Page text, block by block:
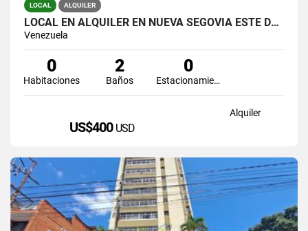
LOCAL ALQUILER
LOCAL EN ALQUILER EN NUEVA SEGOVIA ESTE DE BARQUISIMETO
Venezuela
0
Habitaciones
2
Baños
0
Estacionamiento
Alquiler
US$400 USD